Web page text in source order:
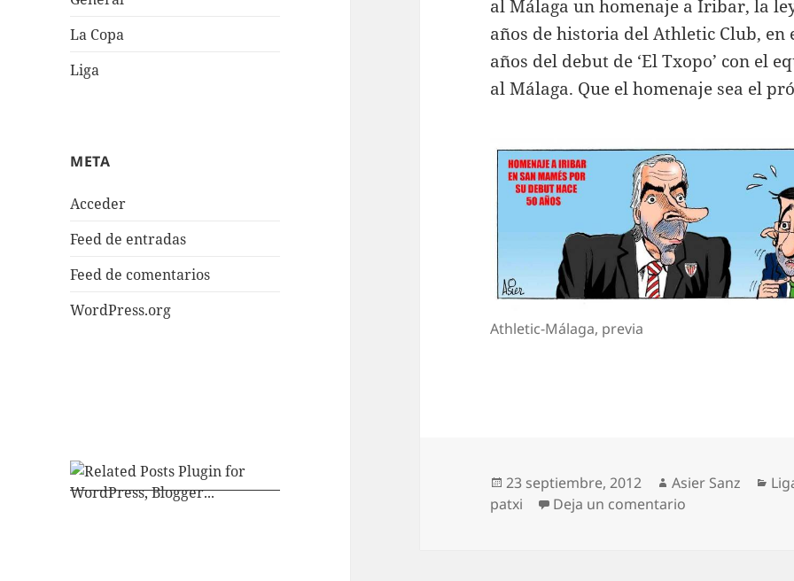
La Copa
Liga
META
Acceder
Feed de entradas
Feed de comentarios
WordPress.org
al Málaga un homenaje a Iribar, la
años de historia del Athletic Club, en
años del debut de ‘El Txopo’ con el
al Málaga. Que el homenaje sea el
Athletic-Málaga, previa
Publicado
el
23 septiembre, 2012 Autor
Asier Sanz
patxi
Deja un comentario